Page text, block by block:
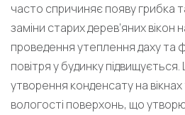
часто спричиняє появу грибка
заміни старих дерев’яних вікон
проведення утеплення даху та
повітря у будинку
утворення конденсату на
вологості поверхонь, що